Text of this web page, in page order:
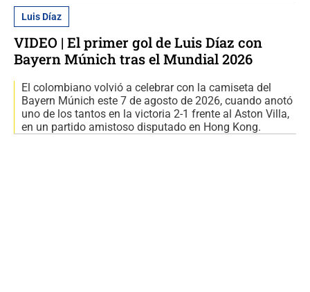
Luis Díaz
VIDEO | El primer gol de Luis Díaz con
Bayern Múnich tras el Mundial 2026
El colombiano volvió a celebrar con la camiseta del
Bayern Múnich este 7 de agosto de 2026, cuando anotó
uno de los tantos en la victoria 2-1 frente al Aston Villa,
en un partido amistoso disputado en Hong Kong.